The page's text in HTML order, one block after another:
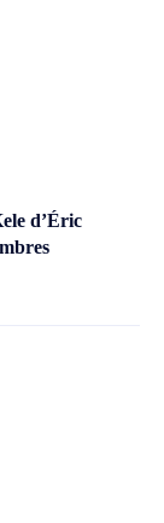
d’Éric